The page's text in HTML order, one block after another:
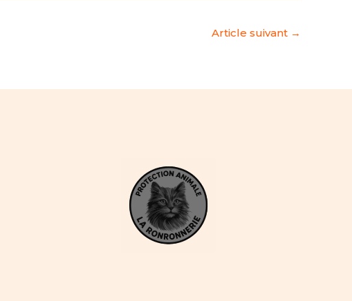
Article suivant →